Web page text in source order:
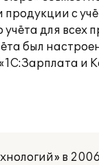
с
для
был
и
в